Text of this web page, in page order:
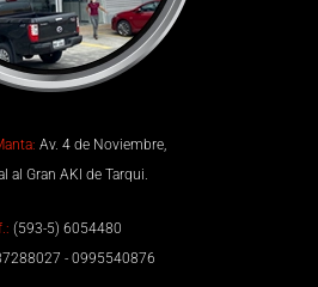
Av. 4 de Noviembre,
al Gran AKI de Tarqui.
(593-5) 6054480
- 0995540876